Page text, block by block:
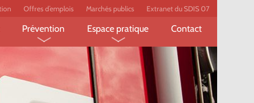
Offres d’emplois Marchés publics Extranet du SDIS 07
pompier
?
pompier
Prévention
Prévention des risques
domestiques
Espace pratique
Écobuage
Établissement recevant du
public
Contact